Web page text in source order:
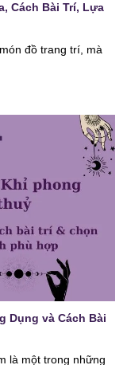
Cách Bài Trí, Lựa
đồ trang trí, mà
Dụng và Cách Bài
là một trong những